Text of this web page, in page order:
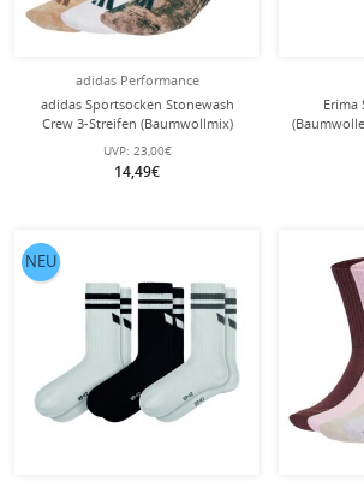
adidas Performance
adidas Sportsocken Stonewash
Crew 3-Streifen (Baumwollmix)
weiss/braun/grün - 3 Paar
UVP: 23,00€
14,49€
Erima
NEU